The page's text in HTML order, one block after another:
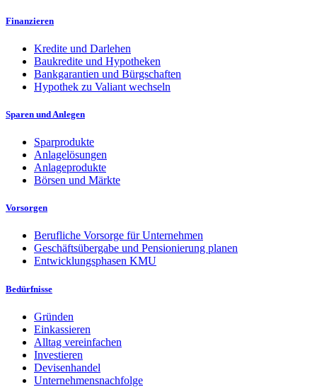
Finanzieren
Kredite und Darlehen
Baukredite und Hypotheken
Bankgarantien und Bürgschaften
Hypothek zu Valiant wechseln
Sparen und Anlegen
Sparprodukte
Anlagelösungen
Anlageprodukte
Börsen und Märkte
Vorsorgen
Berufliche Vorsorge für Unternehmen
Geschäftsübergabe und Pensionierung planen
Entwicklungsphasen KMU
Bedürfnisse
Gründen
Einkassieren
Alltag vereinfachen
Investieren
Devisenhandel
Unternehmensnachfolge